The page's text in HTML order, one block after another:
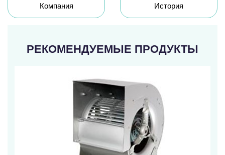
Компания История
РЕКОМЕНДУЕМЫЕ ПРОДУКТЫ